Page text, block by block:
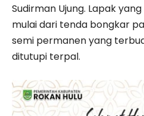
Sudirman Ujung. Lapak
mulai dari tenda bongkar
semi permanen yang
ditutupi terpal.